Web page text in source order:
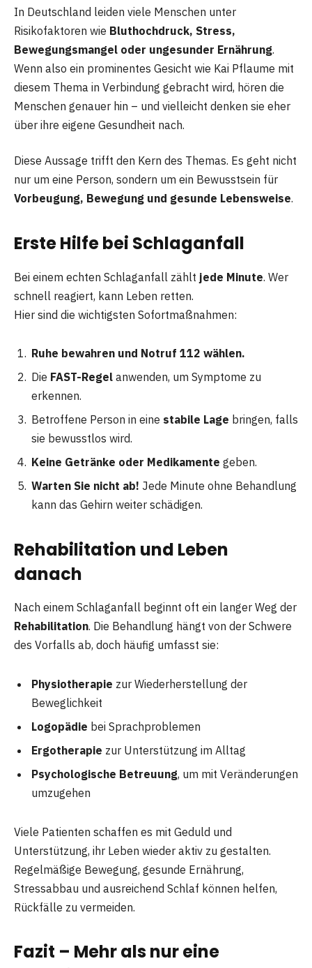
In Deutschland leiden viele Menschen unter
Risikofaktoren wie Bluthochdruck, Stress,
Bewegungsmangel oder ungesunder Ernährung.
Wenn also ein prominentes Gesicht wie Kai Pflaume mit
diesem Thema in Verbindung gebracht wird, hören die
Menschen genauer hin – und vielleicht denken sie eher
über ihre eigene Gesundheit nach.
Diese Aussage trifft den Kern des Themas. Es geht nicht
nur um eine Person, sondern um ein Bewusstsein für
Vorbeugung, Bewegung und gesunde Lebensweise.
Erste Hilfe bei Schlaganfall
Bei einem echten Schlaganfall zählt jede Minute. Wer
schnell reagiert, kann Leben retten.
Hier sind die wichtigsten Sofortmaßnahmen:
Ruhe bewahren und Notruf 112 wählen.
Die FAST-Regel anwenden, um Symptome zu
erkennen.
Betroffene Person in eine stabile Lage bringen, falls
sie bewusstlos wird.
Keine Getränke oder Medikamente geben.
Warten Sie nicht ab! Jede Minute ohne Behandlung
kann das Gehirn weiter schädigen.
Rehabilitation und Leben
danach
Nach einem Schlaganfall beginnt oft ein langer Weg der
Rehabilitation. Die Behandlung hängt von der Schwere
des Vorfalls ab, doch häufig umfasst sie:
Physiotherapie zur Wiederherstellung der
Beweglichkeit
Logopädie bei Sprachproblemen
Ergotherapie zur Unterstützung im Alltag
Psychologische Betreuung, um mit Veränderungen
umzugehen
Viele Patienten schaffen es mit Geduld und
Unterstützung, ihr Leben wieder aktiv zu gestalten.
Regelmäßige Bewegung, gesunde Ernährung,
Stressabbau und ausreichend Schlaf können helfen,
Rückfälle zu vermeiden.
Fazit – Mehr als nur eine